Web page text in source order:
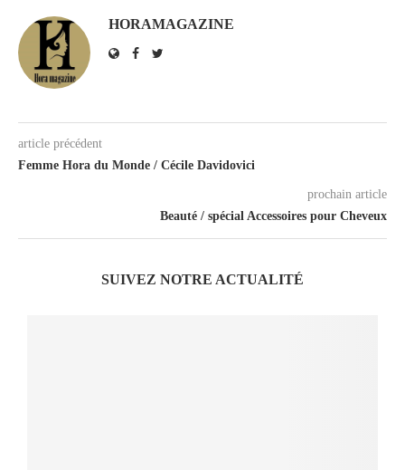
HORAMAGAZINE
article précédent
Femme Hora du Monde / Cécile Davidovici
prochain article
Beauté / spécial Accessoires pour Cheveux
SUIVEZ NOTRE ACTUALITÉ